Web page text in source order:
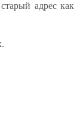
адрес как